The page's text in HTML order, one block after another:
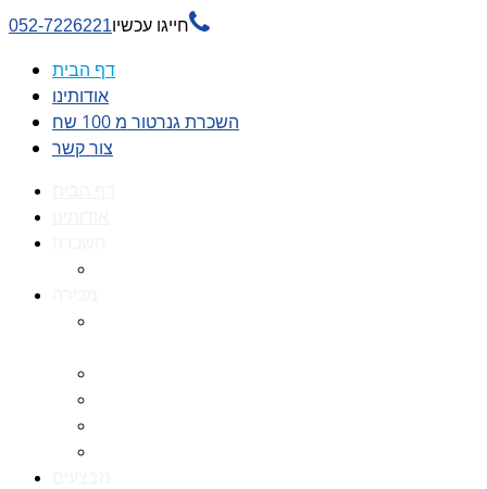
חייגו עכשיו052-7226221 
דף הבית
אודותינו
השכרת גנרטור מ 100 שח
צור קשר